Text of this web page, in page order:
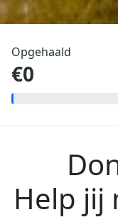
Opgehaald
€0
Help jij